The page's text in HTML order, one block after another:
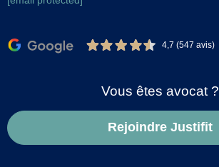
4,7 (547 avis)
Vous êtes avocat ?
Rejoindre Justifit